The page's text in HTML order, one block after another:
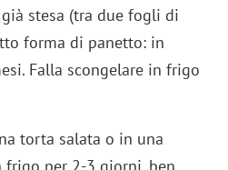
stesa (tra due fogli di
forma di panetto: in
Falla scongelare in frigo
torta salata o in una